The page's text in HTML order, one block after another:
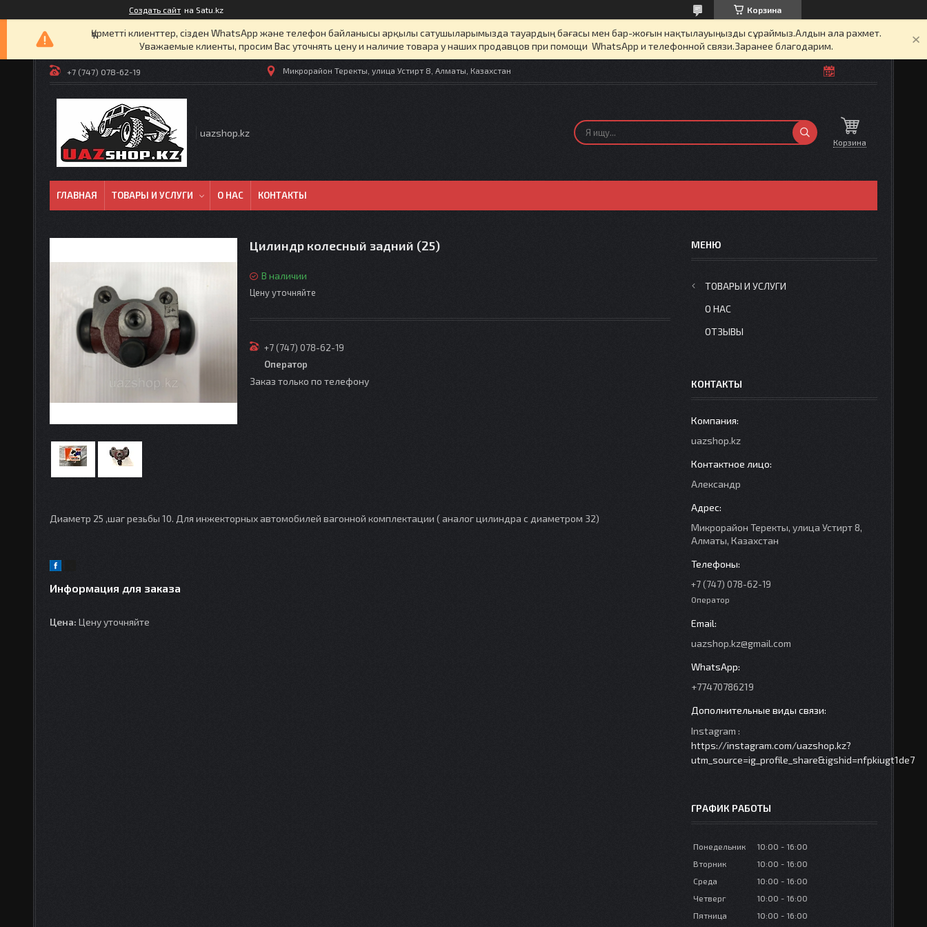
Создать сайт на Satu.kz Корзина
Құрметті клиенттер, сізден WhatsApp және телефон байланысы арқылы сатушыларымызда тауардың бағасы мен бар-жоғын нақтылауыңызды сұраймыз.Алдын ала рахмет.
Уважаемые клиенты, просим Вас уточнять цену и наличие товара у наших продавцов при помощи WhatsApp и телефонной связи.Заранее благодарим.
+7 (747) 078-62-19 Микрорайон Теректы, улица Устирт 8, Алматы, Казахстан
uazshop.kz
Корзина
ГЛАВНАЯ ТОВАРЫ И УСЛУГИ О НАС КОНТАКТЫ
Цилиндр колесный задний (25)
В наличии
Цену уточняйте
+7 (747) 078-62-19
Оператор
Заказ только по телефону
Диаметр 25 ,шаг резьбы 10. Для инжекторных автомобилей вагонной комплектации ( аналог цилиндра с диаметром 32)
Информация для заказа
Цена: Цену уточняйте
ТОВАРЫ И УСЛУГИ
О НАС
ОТЗЫВЫ
КОНТАКТЫ
uazshop.kz
Александр
Микрорайон Теректы, улица Устирт 8,
Алматы, Казахстан
+7 (747) 078-62-19
Оператор
uazshop.kz@gmail.com
+77470786219
Instagram
https://instagram.com/uazshop.kz?
utm_source=ig_profile_share&igshid=nfpkiugt1de7
ГРАФИК РАБОТЫ
Понедельник 10:00
16:00
Вторник
10:00
16:00
Среда
10:00
16:00
Четверг
10:00
16:00
Пятница
10:00 16:00